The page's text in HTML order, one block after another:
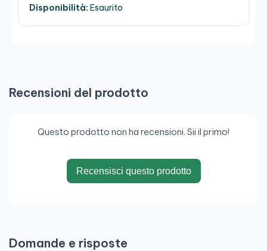
Disponibilità: Esaurito
Recensioni del prodotto
Questo prodotto non ha recensioni. Sii il primo!
Recensisci questo prodotto
Domande e risposte